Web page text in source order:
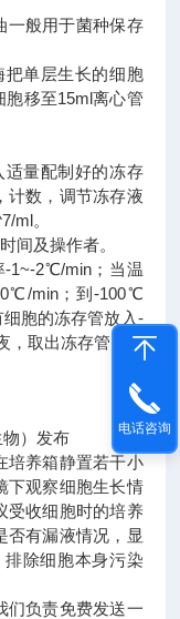
一般用于菌种保存
把单层生长的细胞
胞移至15ml离心管
量配制好的冻存
计数，调节冻存液
ml。
间及操作者。
-1~-2℃/min；当温
min；到-100℃
胞的冻存管放入-
，取出冻存管，移
）发布
养箱静置若干小
下观察细胞生长情
受收细胞时的培养
否有漏液情况，显
排除细胞本身污染
负责免费发送一
电话咨询